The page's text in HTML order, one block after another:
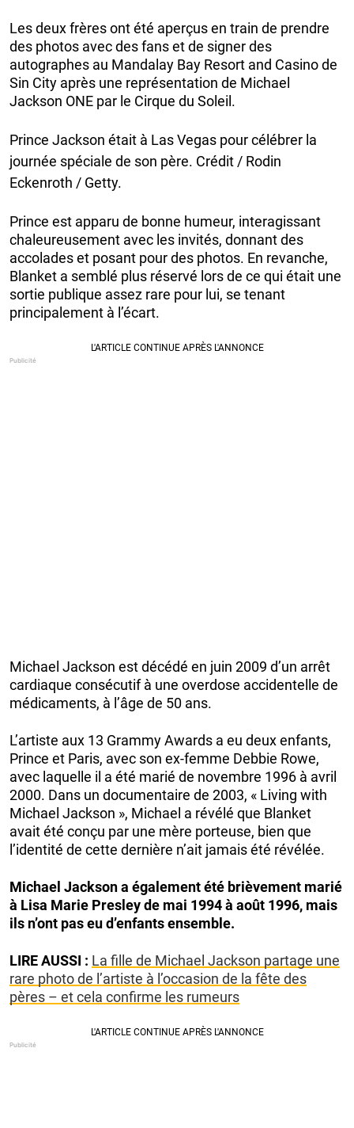
Les deux frères ont été aperçus en train de prendre
des photos avec des fans et de signer des
autographes au Mandalay Bay Resort and Casino de
Sin City après une représentation de Michael
Jackson ONE par le Cirque du Soleil.
Prince Jackson était à Las Vegas pour célébrer la
journée spéciale de son père. Crédit / Rodin
Eckenroth / Getty.
Prince est apparu de bonne humeur, interagissant
chaleureusement avec les invités, donnant des
accolades et posant pour des photos. En revanche,
Blanket a semblé plus réservé lors de ce qui était une
sortie publique assez rare pour lui, se tenant
principalement à l’écart.
Michael Jackson est décédé en juin 2009 d’un arrêt
cardiaque consécutif à une overdose accidentelle de
médicaments, à l’âge de 50 ans.
L’artiste aux 13 Grammy Awards a eu deux enfants,
Prince et Paris, avec son ex-femme Debbie Rowe,
avec laquelle il a été marié de novembre 1996 à avril
2000. Dans un documentaire de 2003, « Living with
Michael Jackson », Michael a révélé que Blanket
avait été conçu par une mère porteuse, bien que
l’identité de cette dernière n’ait jamais été révélée.
Michael Jackson a également été brièvement marié
à Lisa Marie Presley de mai 1994 à août 1996, mais
ils n’ont pas eu d’enfants ensemble.
LIRE AUSSI : La fille de Michael Jackson partage une
rare photo de l’artiste à l’occasion de la fête des
pères – et cela confirme les rumeurs